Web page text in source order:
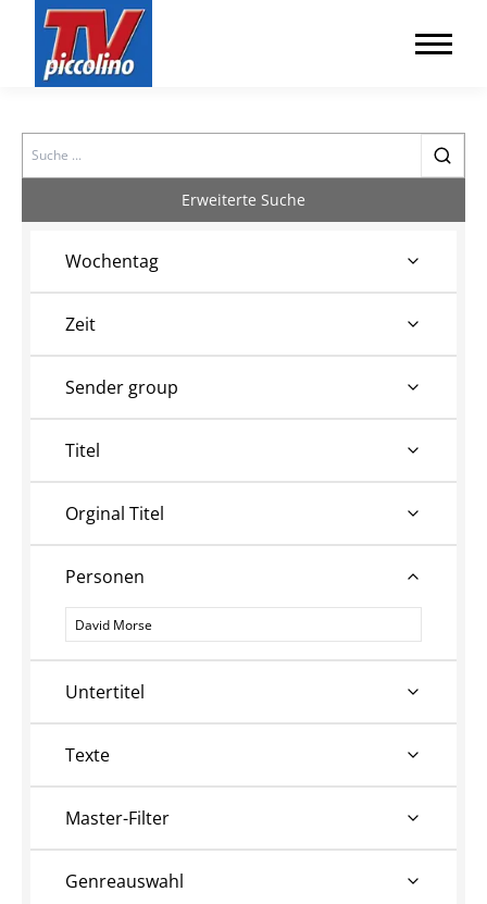
Search
Erweiterte Suche
Wochentag
Zeit
Sender group
Titel
Orginal Titel
Personen
Personen
Untertitel
Texte
Master-Filter
Genreauswahl